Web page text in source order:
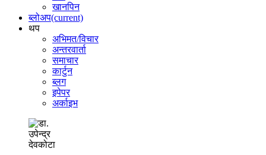
खानपिन
ब्लोअप(current)
थप
अभिमत/विचार
अन्तरवार्ता
समाचार
कार्टुन
ब्लग
इपेपर
अर्काइभ